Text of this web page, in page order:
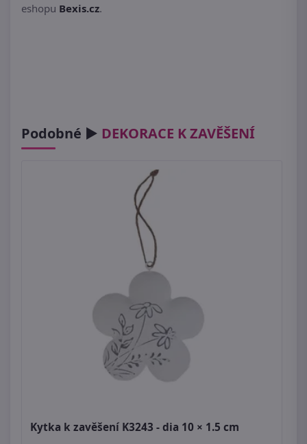
eshopu Bexis.cz.
Podobné ► DEKORACE K ZAVĚŠENÍ
Kytka k zavěšení K3243 - dia 10 × 1.5 cm